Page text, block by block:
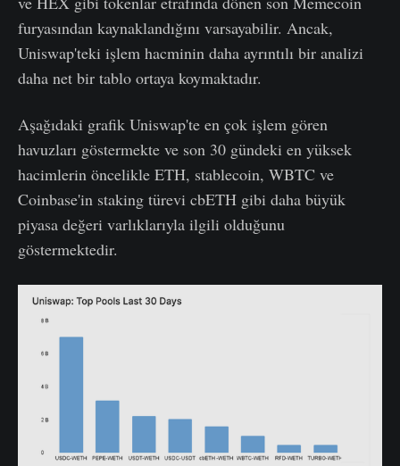
furyasından kaynaklandığını varsayabilir. Ancak,
Uniswap'teki işlem hacminin daha ayrıntılı bir analizi
daha net bir tablo ortaya koymaktadır.
Aşağıdaki grafik Uniswap'te en çok işlem gören
havuzları göstermekte ve son 30 gündeki en yüksek
hacimlerin öncelikle ETH, stablecoin, WBTC ve
Coinbase'in staking türevi cbETH gibi daha büyük
piyasa değeri varlıklarıyla ilgili olduğunu
göstermektedir.